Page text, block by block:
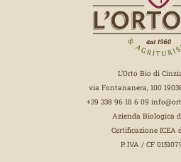
L’Orto Bio di
via Fontananera, 100
+39 338 96 18 6 09
Azienda Biologica
Certificazione ICEA
P. IVA / CF